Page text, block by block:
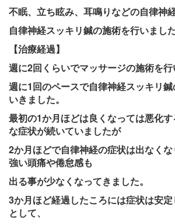
不眠、立ち眩み、耳鳴りなどの自律神
自律神経スッキリ鍼の施術を行いました
【治療経過】
週に2回くらいでマッサージの施術を行
週に1回のペースで自律神経スッキリ
いきました。
最初の1か月ほどは良くなっては悪化
な症状が続いていましたが
2か月ほどで自律神経の症状は出なくな
強い頭痛や倦怠感も
出る事が少なくなってきました。
3か月ほど経過したころには症状は安
として、